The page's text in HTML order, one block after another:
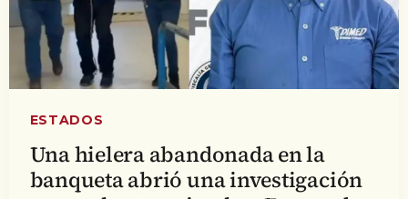
ESTADOS
Una hielera abandonada en la
banqueta abrió una investigación